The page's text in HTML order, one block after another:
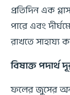
প্রতিদিন এক
পারে এবং
রাখতে সাহায্য
বিষাক্ত পদার্থ
ফলের জুসের